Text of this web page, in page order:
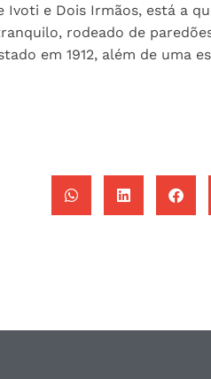
Ivoti e Dois Irmãos, está a
rodeado de
em 1912, além de uma